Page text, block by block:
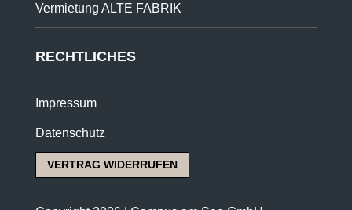
Vermietung ALTE FABRIK
RECHTLICHES
Impressum
Datenschutz
VERTRAG WIDERRUFEN